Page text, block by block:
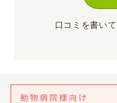
口コミを書いて